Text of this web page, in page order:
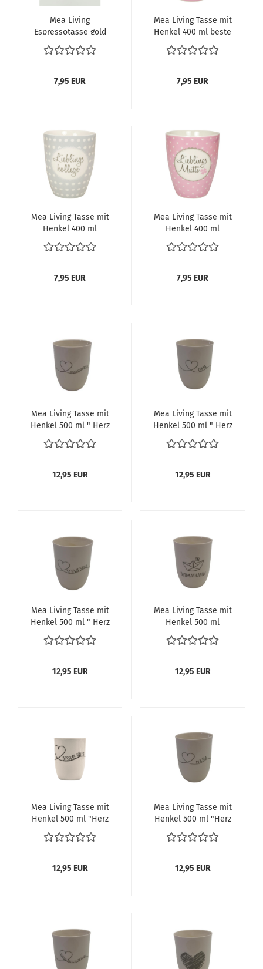
Mea Living
Espressotasse gold
"joy"
7,95 EUR
Mea Living Tasse mit
Henkel 400 ml beste
Freundin
7,95 EUR
Mea Living Tasse mit
Henkel 400 ml
Lieblingskollege
7,95 EUR
Mea Living Tasse mit
Henkel 400 ml
Lieblingsmutti
7,95 EUR
Mea Living Tasse mit
Henkel 500 ml " Herz
geschwungen
Lieblingsmensch"
12,95 EUR
Mea Living Tasse mit
Henkel 500 ml " Herz
geschwungen Oma"
anthrazit
12,95 EUR
Mea Living Tasse mit
Henkel 500 ml " Herz
geschwungen
Schwester" anthrazit
12,95 EUR
Mea Living Tasse mit
Henkel 500 ml
"Heimathafen
Papierboot" anthrazit
12,95 EUR
Mea Living Tasse mit
Henkel 500 ml "Herz
geschwungen Bessere
Hälfte" anthrazit
12,95 EUR
Mea Living Tasse mit
Henkel 500 ml "Herz
geschwungen Mama"
anthrazit
12,95 EUR